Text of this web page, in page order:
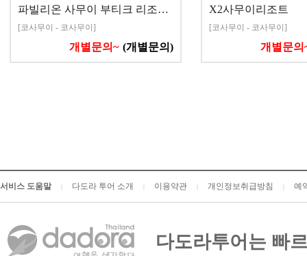
파빌리온 사무이 부티크 리조…
[코사무이 - 코사무이]
개별문의~ (개별문의)
X2사무이리조트
[코사무이 - 코사무이]
개별문의
서비스 도움말 다도라 투어 소개 이용약관 개인정보취급방침 예
다도라투어는 빠